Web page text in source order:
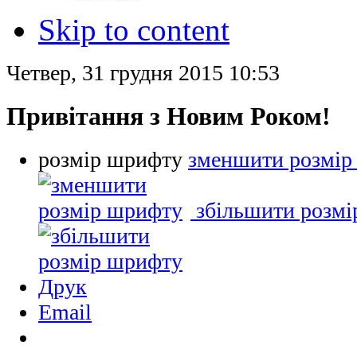
Skip to content
Четвер, 31 грудня 2015 10:53
Привітання з Новим Роком!
розмір шрифту зменшити
збільшити
Друк
Email